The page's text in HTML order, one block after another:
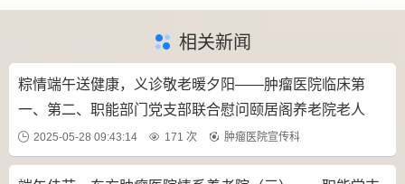
相关新闻
粽情端午送健康，义诊敬老暖夕阳——肿瘤医院临床第
一、第二、职能部门党支部联合慰问颐居阁养老院老人
2025-05-28 09:43:14 171 次 肿瘤医院宣传科